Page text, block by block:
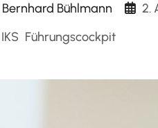
Bernhard Bühlmann 2.
IKS Führungscockpit